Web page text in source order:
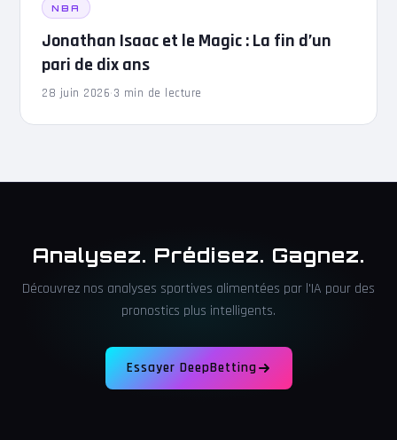
NBA
Jonathan Isaac et le Magic : La fin d’un
pari de dix ans
28 juin 2026·3 min de lecture
Analysez. Prédisez. Gagnez.
Découvrez nos analyses sportives alimentées par l'IA pour des
pronostics plus intelligents.
Essayer DeepBetting